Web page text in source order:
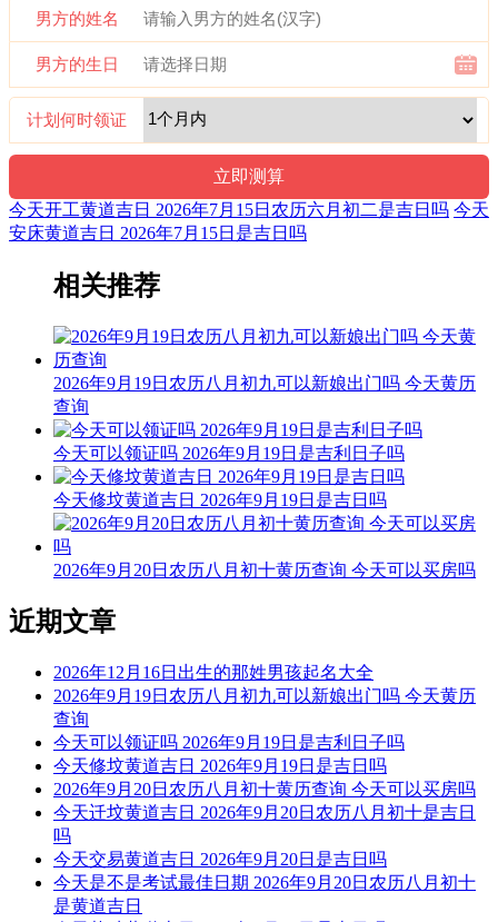
喜神：西北 月令：乙未 日禄：申命互禄 甲命进禄
十二值神：金匮 — 吉：俗称“大黄道日”。古籍云：福德星，
月仙星，亦称金柜。利释道用事，阍者女子用事，吉。宜嫁
娶，不宜整戎伍。
十二值日：危执位 — 吉：：俗称“小黄道日”。吉。依古籍观
点，此日万事皆凶。此为对“危”字的误解所致，危，本
为“高”意，高则有险，故有“危险”之说。然而，“高”乃出人头
地、出类拔萃也，故为黄道之日。
诗云：
命苦难言。
结婚联姻用之吉，子孙后代有余钱；安床作灶亦可用，不可动
土与开山。
易经卦象：离为火 推荐吉时：子，寅，卯，午，未，酉
九星：一白太乙水星(吉) 二十八宿：西方参宿参水猿(吉)
今天可以领证
根据该日的黄历信息分析可得，2026年7月15日为黄道日，黄
道日即是民间的黄道吉日， 吉日办事可一顺百顺，对事情有
着正向积极的促进作用，因此2026年7月15日可以领证，可以
选择2026年7月15日进行领证的事宜，云玥取名网祝您领证日
每日五行穿衣指南
【大吉色】红色、紫色、粉色、橙红
被今天五行生。寓意容易得到贵人的帮助，事事顺心如意。人
缘和异性缘也会变得非常好，对身边的人来说显得格外有魅
力。可以借助五行的影响，充分发挥自己的才能。
【次吉色】绿色、青色、青绿、翠绿
与今天五行同。寓意幸运眷顾，做事顺利，有助于合作和谈判
男方的姓名
男方的生日
计划何时领证
今天开工黄道吉日 2026年7月15日农历六月初二是吉日吗 今天
安床黄道吉日 2026年7月15日是吉日吗
相关推荐
2026年9月19日农历八月初九可以新娘出门吗 今天黄历
查询
今天可以领证吗 2026年9月19日是吉利日子吗
今天修坟黄道吉日 2026年9月19日是吉日吗
2026年9月20日农历八月初十黄历查询 今天可以买房吗
近期文章
2026年12月16日出生的那姓男孩起名大全
2026年9月19日农历八月初九可以新娘出门吗 今天黄历
查询
今天可以领证吗 2026年9月19日是吉利日子吗
今天修坟黄道吉日 2026年9月19日是吉日吗
2026年9月20日农历八月初十黄历查询 今天可以买房吗
今天迁坟黄道吉日 2026年9月20日农历八月初十是吉日
吗
今天交易黄道吉日 2026年9月20日是吉日吗
今天是不是考试最佳日期 2026年9月20日农历八月初十
是黄道吉日